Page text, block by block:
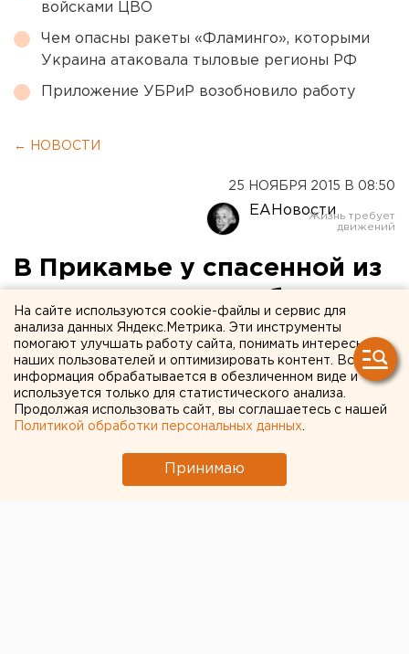
войсками ЦВО
Чем опасны ракеты «Фламинго», которыми
Украина атаковала тыловые регионы РФ
Приложение УБРиР возобновило работу
← НОВОСТИ
25 НОЯБРЯ 2015 В 08:50
ЕАНовости
В Прикамье у спасенной из
нашлись хозяева
Хозяева пропавшей Боны увидели ее в новостях.
Накануне, 24 ноября, на реке Сылве в Кунгуре
собака провалилась под лед. Кавказская овчарка
барахталась в ледяной воде и громко лаяла,
передает корреспондент агентства ЕАН.
На сайте используются cookie-файлы и сервис для
анализа данных Яндекс.Метрика. Эти инструменты
помогают улучшать работу сайта, понимать интересы
наших пользователей и оптимизировать контент. Вся
информация обрабатывается в обезличенном виде и
используется только для статистического анализа.
Продолжая использовать сайт, вы соглашаетесь с нашей
Политикой обработки персональных данных
Принимаю